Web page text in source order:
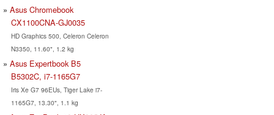
Asus Chromebook
CX1100CNA-GJ0035
HD Graphics 500, Celeron Celeron
N3350, 11.60", 1.2 kg
Asus Expertbook B5
B5302C, i7-1165G7
Iris Xe G7 96EUs, Tiger Lake i7-
1165G7, 13.30", 1.1 kg